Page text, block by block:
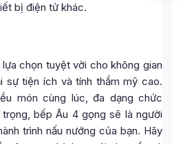
bị điện tử khác.
chọn tuyệt vời cho không gian
sự tiện ích và tính thẩm mỹ cao.
món cùng lúc, đa dạng chức
bếp Âu 4 gọng sẽ là người
trình nấu nướng của bạn. Hãy